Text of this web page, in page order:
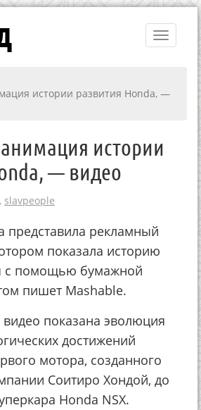
Toggle
истории развития Honda, —
истории
— видео
slavpeople
представила рекламный
показала историю
с помощью бумажной
пишет Mashable.
показана эволюция
достижений
мотора, созданного
Соитиро Хондой, до
Honda NSX.